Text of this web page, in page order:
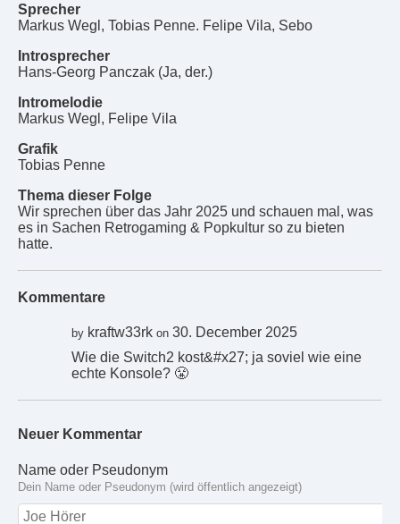
Sprecher
Markus Wegl, Tobias Penne. Felipe Vila, Sebo
Introsprecher
Hans-Georg Panczak (Ja, der.)
Intromelodie
Markus Wegl, Felipe Vila
Grafik
Tobias Penne
Thema dieser Folge
Wir sprechen über das Jahr 2025 und schauen mal, was
es in Sachen Retrogaming & Popkultur so zu bieten
hatte.
Kommentare
by kraftw33rk on 30. December 2025
Wie die Switch2 kost&#x27; ja soviel wie eine
echte Konsole? 😤
Neuer Kommentar
Name oder Pseudonym
Dein Name oder Pseudonym (wird öffentlich angezeigt)